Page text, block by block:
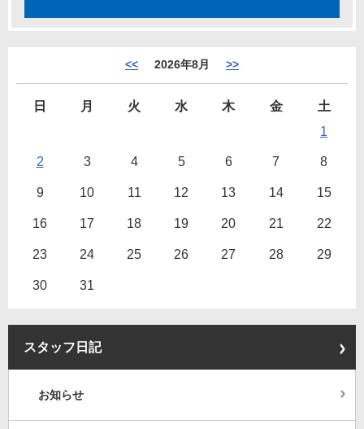
<< 2026年8月 >>
日 月 火 水 木 金
土
1
2 3 4 5 6 7 8
9 10 11 12 13 14 15
16 17 18 19 20 21 22
23 24 25 26 27 28 29
30 31
スタッフ日記
お知らせ